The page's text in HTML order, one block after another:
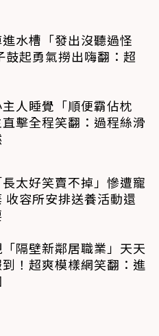
水槽「發出沒聽過怪
鼓起勇氣撈出嗨翻：超
人睡覺「順便霸佔枕
擊全程笑翻：過程絲滑
太好笑賣不掉」慘遭寵
收容所安排送養活動還
隔壁新鄰居職業」天天
！超爽模樣網笑翻：進